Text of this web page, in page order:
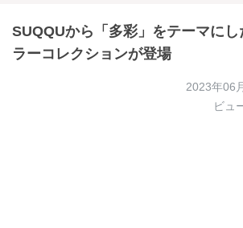
SUQQUから「多彩」をテーマにし
ラーコレクションが登場
2023年06
ビュ